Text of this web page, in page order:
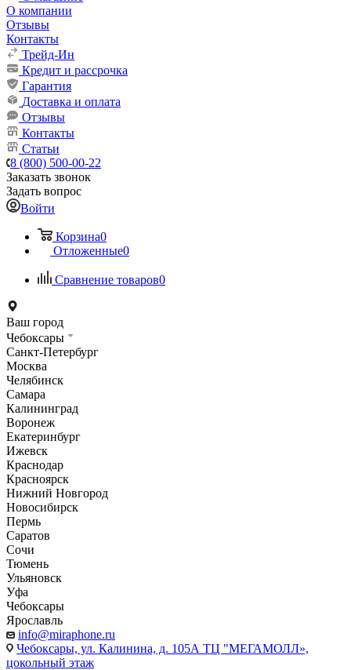
О компании
Отзывы
Контакты
Трейд-Ин
Кредит и рассрочка
Гарантия
Доставка и оплата
Отзывы
Контакты
Статьи
8 (800) 500-00-22
Заказать звонок
Задать вопрос
Войти
Корзина0
Отложенные0
Сравнение товаров0
Ваш город
Чебоксары
Санкт-Петербург
Москва
Челябинск
Самара
Калининград
Воронеж
Екатеринбург
Ижевск
Краснодар
Красноярск
Нижний Новгород
Новосибирск
Пермь
Саратов
Сочи
Тюмень
Ульяновск
Уфа
Чебоксары
Ярославль
info@miraphone.ru
Чебоксары, ул. Калинина, д. 105А ТЦ "МЕГАМОЛЛ»,
цокольный этаж